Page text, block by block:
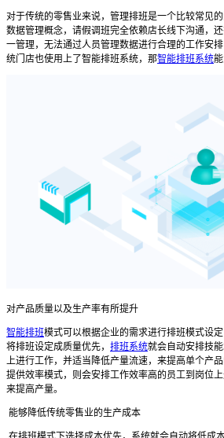
对于传统的零售业来说，管理排班是一个比较常见
数据管理概念，请假调班完全依赖店长线下沟通，
一管理，无法通过人员管理数据进行合理的工作安
统门店也使用上了智能排班系统，那智能排班系统
对产品质量以及生产率有所提升
智能排班模式可以根据企业的需求进行排班模式设
将排班设定成质量优先， 排班系统就会自动安排技
上进行工作，并适当降低产量流速，来提高单个产
提供效率模式，则会安排工作效率高的员工到岗位
来提高产量。
能够降低传统零售业的生产成本